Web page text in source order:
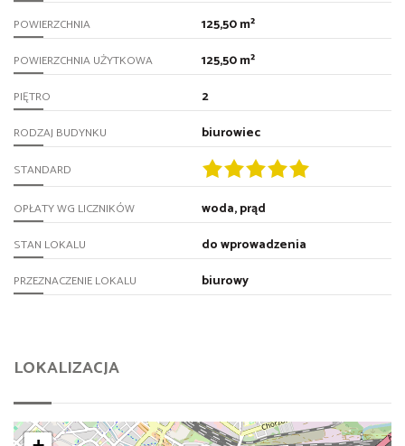
POWIERZCHNIA 125,50 m²
POWIERZCHNIA UŻYTKOWA 125,50 m²
PIĘTRO 2
RODZAJ BUDYNKU biurowiec
STANDARD
OPŁATY WG LICZNIKÓW woda, prąd
STAN LOKALU do wprowadzenia
PRZEZNACZENIE LOKALU biurowy
LOKALIZACJA